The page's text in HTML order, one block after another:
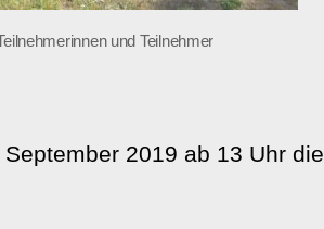
und Teilnehmer
2019 ab 13 Uhr die